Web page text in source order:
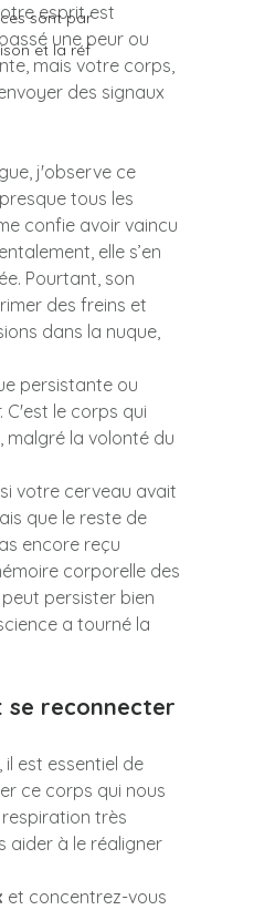
sont par
et la réf
esprit est
une peur ou
mais votre corps,
des signaux
j'observe ce
tous les
confie avoir vaincu
elle s’en
Pourtant, son
des freins et
dans la nuque,
persistante ou
C'est le corps qui
malgré la volonté du
votre cerveau avait
que le reste de
encore reçu
corporelle des
persister bien
a tourné la
se reconnecter
il est essentiel de
ce corps qui nous
très
aider à le réaligner
et concentrez-vous